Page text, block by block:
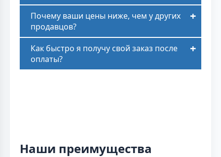
Почему ваши цены ниже, чем у других
продавцов?
Как быстро я получу свой заказ после
оплаты?
Наши преимущества